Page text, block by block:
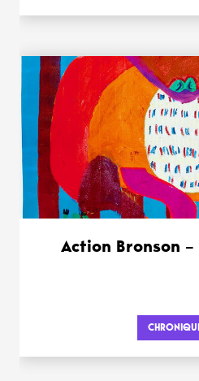
Action Bronson –